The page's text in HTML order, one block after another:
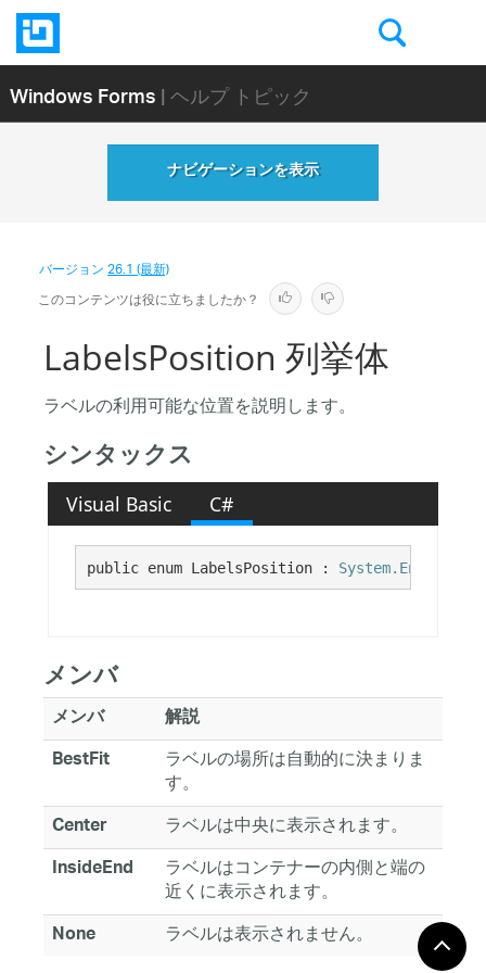
Windows Forms| ヘルプ トピック
ナビゲーションを表示
バージョン26.1 (最新)
このコンテンツは役に立ちましたか？
LabelsPosition 列挙体
ラベルの利用可能な位置を説明します。
シンタックス
Visual Basic C#
public enum LabelsPosition : System.Enum
メンバ
メンバ
解説
BestFit
ラベルの場所は自動的に決まりま
す。
Center ラベルは中央に表示されます。
InsideEnd ラベルはコンテナーの内側と端の
近くに表示されます。
None ラベルは表示されません。